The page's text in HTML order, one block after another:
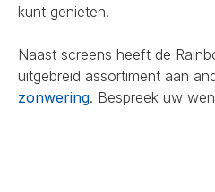
kunt genieten.
Naast screens heeft de
uitgebreid assortiment aan
zonwering. Bespreek uw